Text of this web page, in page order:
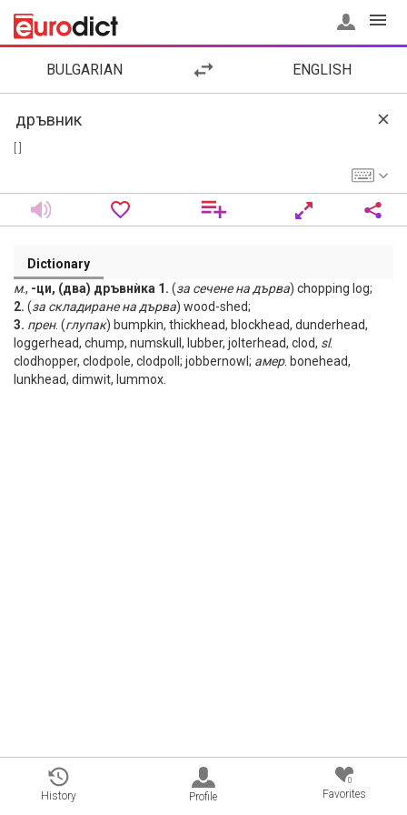
BULGARIAN ENGLISH
Dictionary
м., -ци, (два) дръвнѝка 1. (за сечене на дърва) chopping log;
2. (за складиране на дърва) wood-shed;
3. прен. (глупак) bumpkin, thickhead, blockhead, dunderhead,
loggerhead, chump, numskull, lubber, jolterhead, clod, sl.
clodhopper, clodpole, clodpoll; jobbernowl; амер. bonehead,
lunkhead, dimwit, lummox.
History Profile
0
Favorites